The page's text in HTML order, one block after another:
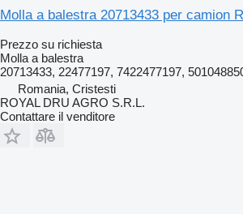
Molla a balestra 20713433 per camion
Prezzo su richiesta
Molla a balestra
20713433, 22477197, 7422477197,
Romania, Cristesti
ROYAL DRU AGRO S.R.L.
Contattare il venditore